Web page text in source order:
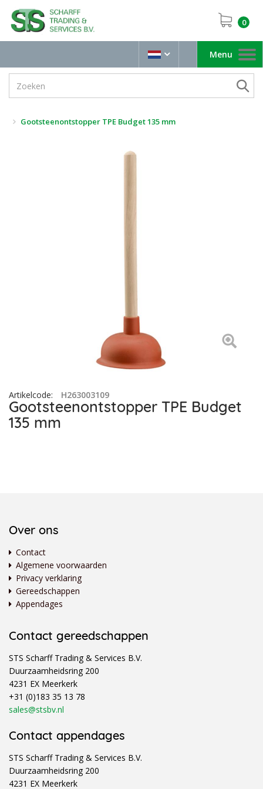
0
Toggle
navigation
Menu
Gootsteenontstopper TPE Budget 135 mm
Artikelcode: H263003109
Gootsteenontstopper TPE Budget
135 mm
Over ons
Contact
Algemene voorwaarden
Privacy verklaring
Gereedschappen
Appendages
Contact gereedschappen
STS Scharff Trading & Services B.V.
Duurzaamheidsring 200
4231 EX Meerkerk
+31 (0)183 35 13 78
sales@stsbv.nl
Contact appendages
STS Scharff Trading & Services B.V.
Duurzaamheidsring 200
4231 EX Meerkerk